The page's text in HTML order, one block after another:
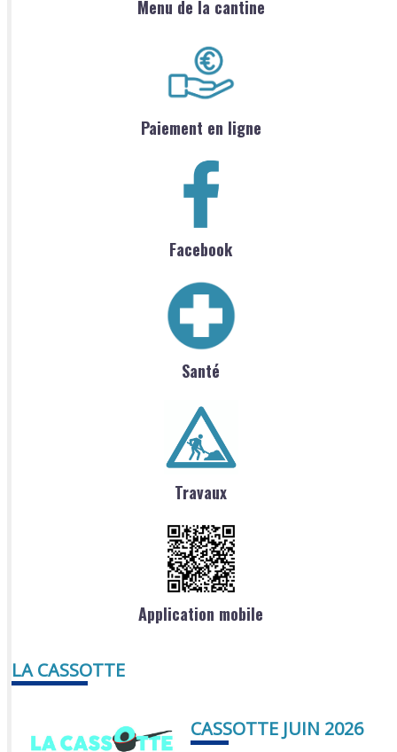
Menu de la cantine
Paiement en ligne
Facebook
Santé
Travaux
Application mobile
LA CASSOTTE
CASSOTTE JUIN 2026